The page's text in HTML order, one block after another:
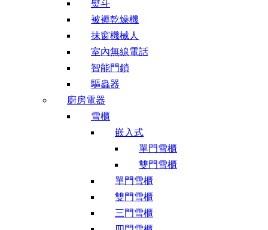
熨斗
被褥乾燥機
抹窗機械人
室內無線電話
智能門鎖
驅蟲器
廚房電器
雪櫃
嵌入式
單門雪櫃
雙門雪櫃
單門雪櫃
雙門雪櫃
三門雪櫃